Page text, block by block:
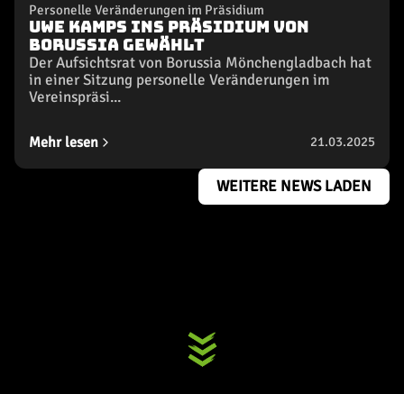
Personelle Veränderungen im Präsidium
Uwe Kamps ins Präsidium von
Borussia gewählt
Der Aufsichtsrat von Borussia Mönchengladbach hat
in einer Sitzung personelle Veränderungen im
Vereinspräsi...
Mehr lesen 21.03.2025
WEITERE NEWS LADEN